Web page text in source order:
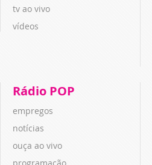
tv ao vivo
vídeos
Rádio POP
empregos
notícias
ouça ao vivo